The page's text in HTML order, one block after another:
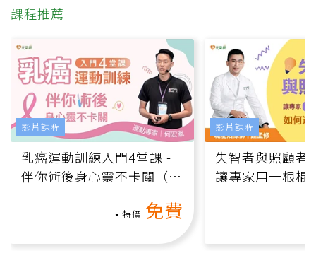
課程推薦
乳癌運動訓練入門4堂課 -
伴你術後身心靈不卡關（線
特價 免費
影片課程
失智者與照顧者
讓專家用一根棍
影片課程